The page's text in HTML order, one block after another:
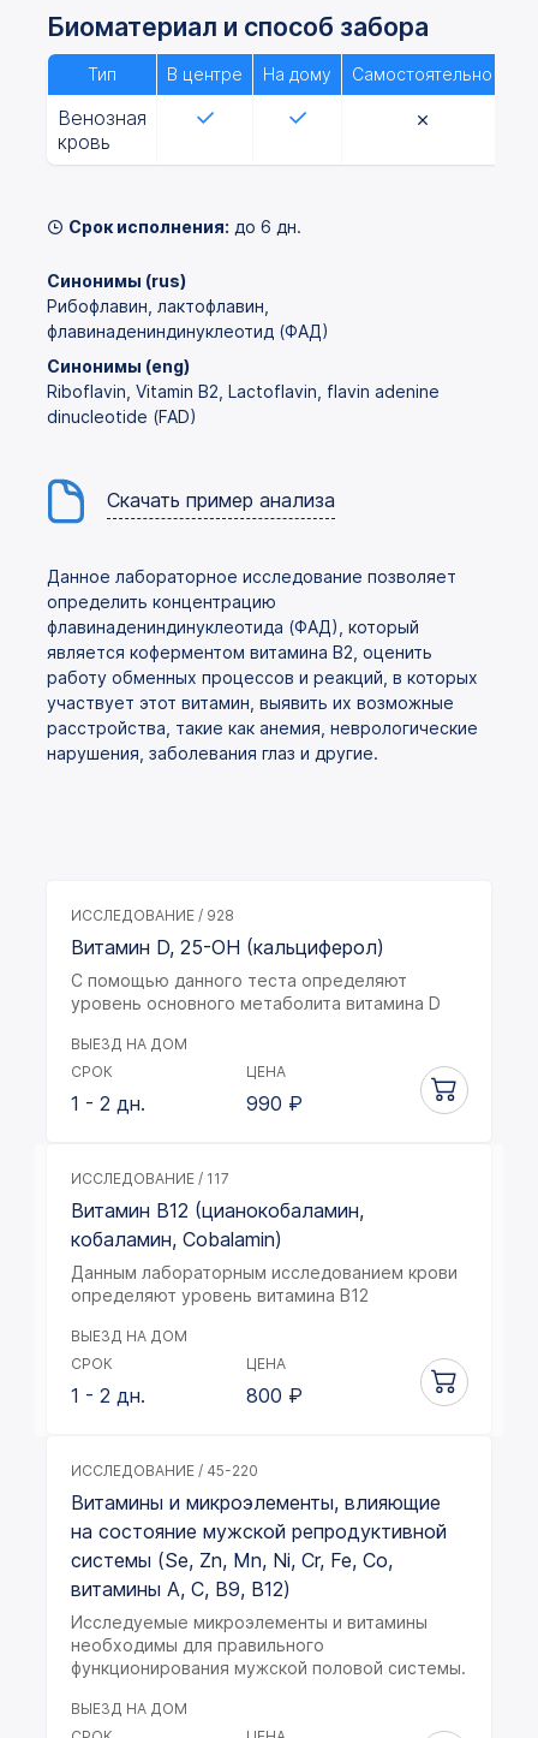
Биоматериал и способ забора
Тип В центре На дому Самостоятельно
Венозная
кровь
Срок исполнения: до 6 дн.
Синонимы (rus)
Рибофлавин, лактофлавин,
флавинадениндинуклеотид (ФАД)
Синонимы (eng)
Riboflavin, Vitamin B2, Lactoflavin, flavin adenine
dinucleotide (FAD)
Скачать пример анализа
Данное лабораторное исследование позволяет
определить концентрацию
флавинадениндинуклеотида (ФАД), который
является коферментом витамина В2, оценить
работу обменных процессов и реакций, в которых
участвует этот витамин, выявить их возможные
расстройства, такие как анемия, неврологические
нарушения, заболевания глаз и другие.
ИССЛЕДОВАНИЕ / 928
Витамин D, 25-OH (кальциферол)
С помощью данного теста определяют
уровень основного метаболита витамина D
ВЫЕЗД НА ДОМ
СРОК
1 - 2 дн.
ЦЕНА
990 ₽
ИССЛЕДОВАНИЕ / 117
Витамин B12 (цианокобаламин,
кобаламин, Cobalamin)
Данным лабораторным исследованием крови
определяют уровень витамина В12
ВЫЕЗД НА ДОМ
СРОК
1 - 2 дн.
ЦЕНА
800 ₽
ИССЛЕДОВАНИЕ / 45-220
Витамины и микроэлементы, влияющие
на состояние мужской репродуктивной
системы (Se, Zn, Mn, Ni, Cr, Fe, Co,
витамины A, C, B9, B12)
Исследуемые микроэлементы и витамины
необходимы для правильного
функционирования мужской половой системы.
ВЫЕЗД НА ДОМ